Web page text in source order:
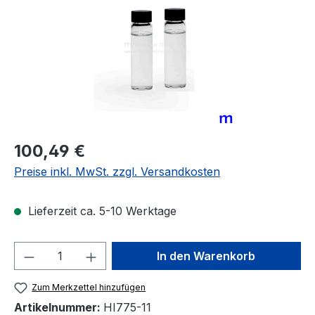
Regulärer Preis:
100,49 €
Preise inkl. MwSt. zzgl. Versandkosten
Lieferzeit ca. 5-10 Werktage
Produkt Anzahl: Gib denIn den Warenkorb
Zum Merkzettel hinzufügen
Artikelnummer: HI775-11